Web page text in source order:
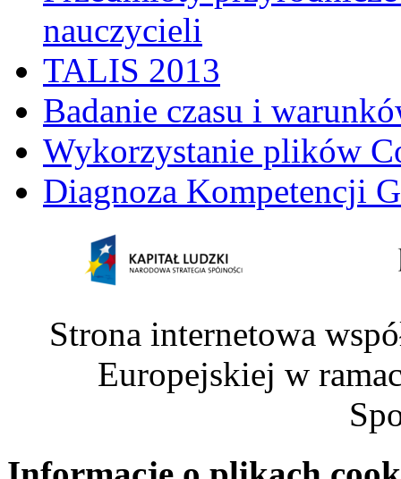
nauczycieli
TALIS 2013
Badanie czasu i
Wykorzystanie plików
Diagnoza Kompetencji
Strona internetowa
Europejskiej w